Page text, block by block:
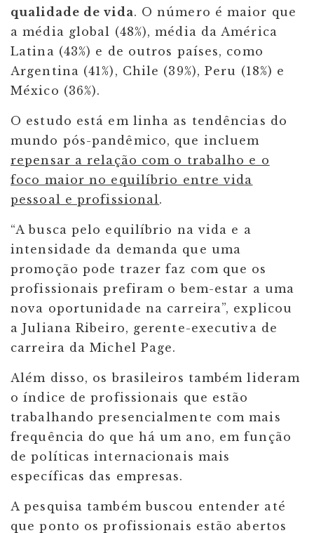
qualidade de vida. O número é maior que
a média global (48%), média da América
Latina (43%) e de outros países, como
Argentina (41%), Chile (39%), Peru (18%) e
México (36%).
O estudo está em linha as tendências do
mundo pós-pandêmico, que incluem
repensar a relação com o trabalho e o
foco maior no equilíbrio entre vida
pessoal e profissional.
“A busca pelo equilíbrio na vida e a
intensidade da demanda que uma
promoção pode trazer faz com que os
profissionais prefiram o bem-estar a uma
nova oportunidade na carreira”, explicou
a Juliana Ribeiro, gerente-executiva de
carreira da Michel Page.
Além disso, os brasileiros também lideram
o índice de profissionais que estão
trabalhando presencialmente com mais
frequência do que há um ano, em função
de políticas internacionais mais
específicas das empresas.
A pesquisa também buscou entender até
que ponto os profissionais estão abertos